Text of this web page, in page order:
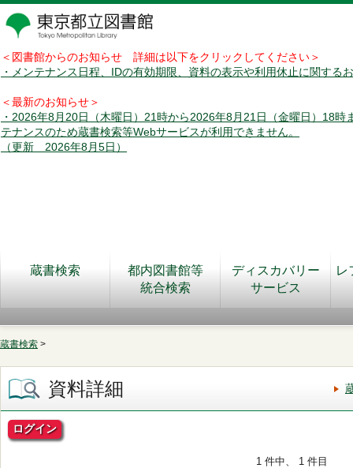
＜図書館からのお知らせ 詳細は以下をクリックしてください＞
・メンテナンス日程、IDの有効期限、資料の表示や利用休止に関する
＜最新のお知らせ＞
・2026年8月20日（木曜日）21時から2026年8月21日（金曜日）18時
テナンスのため蔵書検索等Webサービスが利用できません。
（更新 2026年8月5日）
蔵書検索
都内図書館等
統合検索
ディスカバリー
サービス
レ
蔵書検索 >
資料詳細
ログイン
1 件中、 1 件目